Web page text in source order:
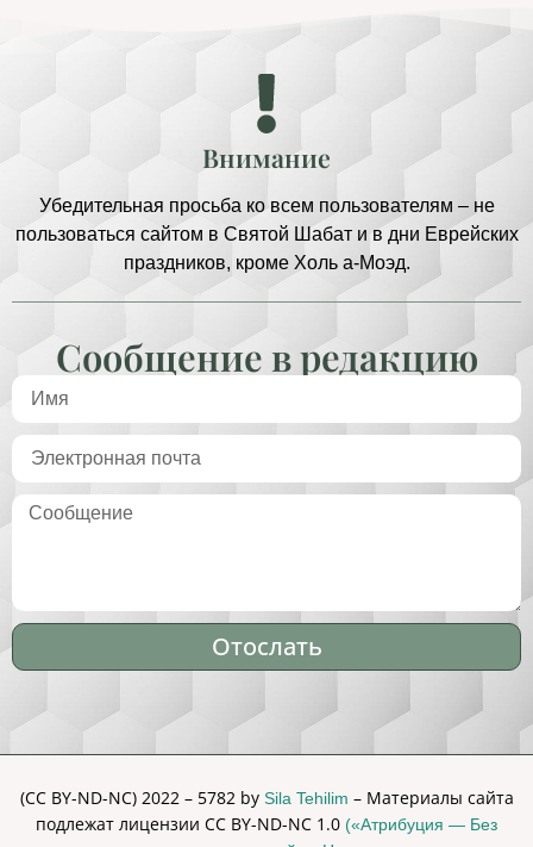
Внимание
Убедительная просьба ко всем пользователям – не
пользоваться сайтом в Святой Шабат и в дни Еврейских
праздников, кроме Холь а-Моэд.
Сообщение в редакцию
Отослать
(CC BY-ND-NC) 2022 – 5782 by Sila Tehilim – Материалы сайта
подлежат лицензии CC BY-ND-NC 1.0 («Атрибуция — Без